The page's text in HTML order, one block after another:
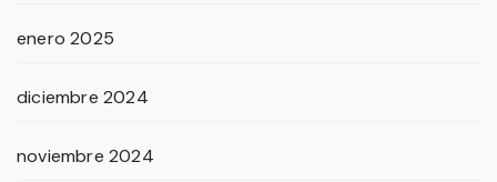
enero 2025
diciembre 2024
noviembre 2024